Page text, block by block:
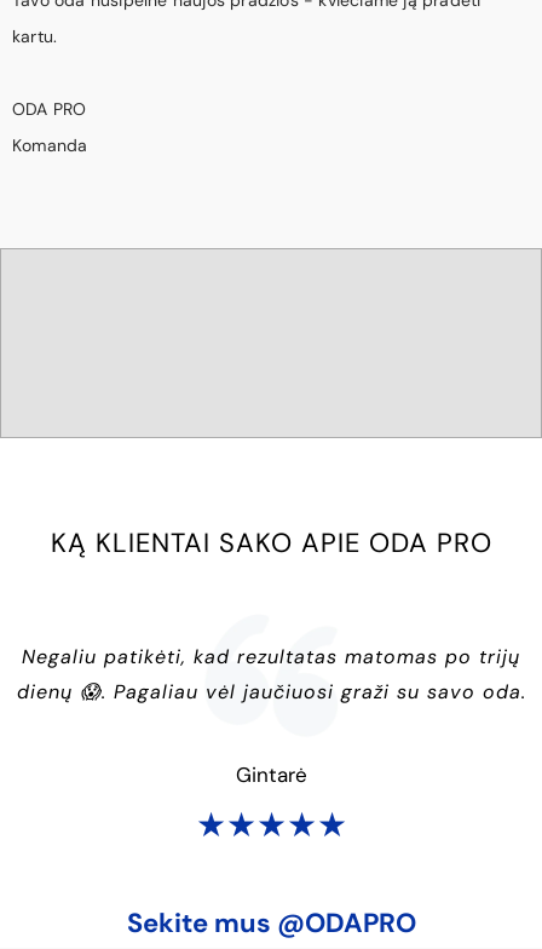
kartu.
ODA PRO
Komanda
KĄ KLIENTAI SAKO APIE ODA PRO
Negaliu patikėti, kad rezultatas matomas po trijų
dienų 😱. Pagaliau vėl jaučiuosi graži su savo oda.
Gintarė
★★★★★
Sekite mus @ODAPRO